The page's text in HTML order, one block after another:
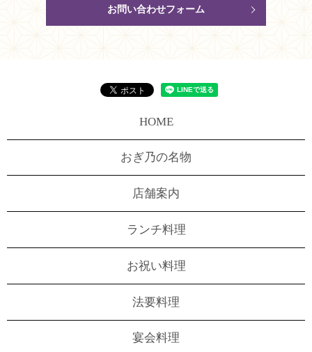
お問い合わせフォーム
HOME
おぎ乃の名物
店舗案内
ランチ料理
お祝い料理
法要料理
宴会料理